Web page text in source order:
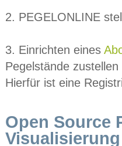
2. PEGELONLINE
3. Einrichten eines
Pegelstände
Hierfür ist eine
Open Source
Visualisierung